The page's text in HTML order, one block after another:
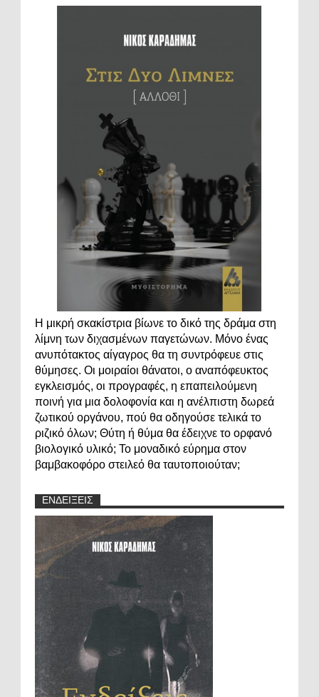
Η μικρή σκακίστρια βίωνε το δικό της δράμα στη
λίμνη των διχασμένων παγετώνων. Μόνο ένας
ανυπότακτος αίγαγρος θα τη συντρόφευε στις
θύμησες. Οι μοιραίοι θάνατοι, ο αναπόφευκτος
εγκλεισμός, οι προγραφές, η επαπειλούμενη
ποινή για μια δολοφονία και η ανέλπιστη δωρεά
ζωτικού οργάνου, πού θα οδηγούσε τελικά το
ριζικό όλων; Θύτη ή θύμα θα έδειχνε το ορφανό
βιολογικό υλικό; Το μοναδικό εύρημα στον
βαμβακοφόρο στειλεό θα ταυτοποιούταν;
ΕΝΔΕΙΞΕΙΣ